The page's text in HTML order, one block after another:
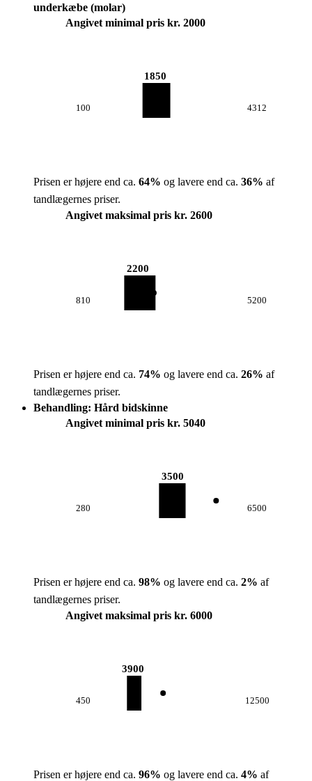
underkæbe (molar)
Angivet minimal pris kr. 2000
100
1850
4312
Prisen er højere end ca. 64% og lavere end ca. 36% af
tandlægernes priser.
Angivet maksimal pris kr. 2600
810
2200
5200
Prisen er højere end ca. 74% og lavere end ca. 26% af
tandlægernes priser.
Behandling: Hård bidskinne
Angivet minimal pris kr. 5040
280
3500
6500
Prisen er højere end ca. 98% og lavere end ca. 2% af
tandlægernes priser.
Angivet maksimal pris kr. 6000
450
3900
12500
Prisen er højere end ca. 96% og lavere end ca. 4% af